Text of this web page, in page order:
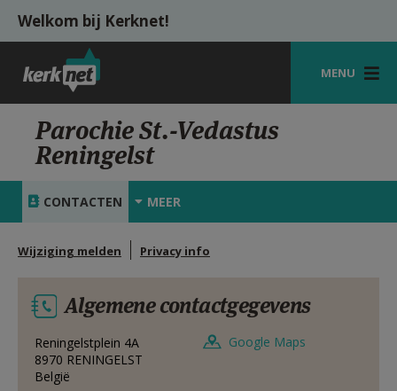
Overslaan en naar de inhoud gaan
Welkom bij Kerknet!
MENU
STARTPAGINA
KERK
VIERINGEN
HULP
MIJN PAROCHIE
AANMELDEN OF REGISTREREN
Parochie St.-Vedastus
Reningelst
CONTACTEN MEER
Wijziging melden Privacy info
Algemene contactgegevens
Reningelstplein 4A
8970 RENINGELST
België
Google Maps